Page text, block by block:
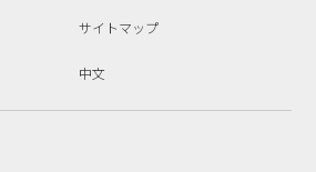
サイトマップ
中文